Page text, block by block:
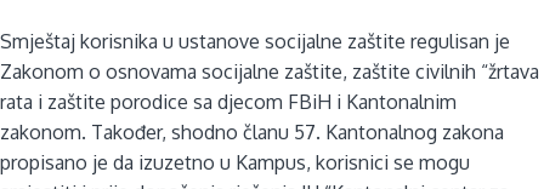
Smještaj korisnika u ustanove socijalne zaštite regulisan je
Zakonom o osnovama socijalne zaštite, zaštite civilnih “žrtava
rata i zaštite porodice sa djecom FBiH i Kantonalnim
zakonom. Također, shodno članu 57. Kantonalnog zakona
propisano je da izuzetno u Kampus, korisnici se mogu